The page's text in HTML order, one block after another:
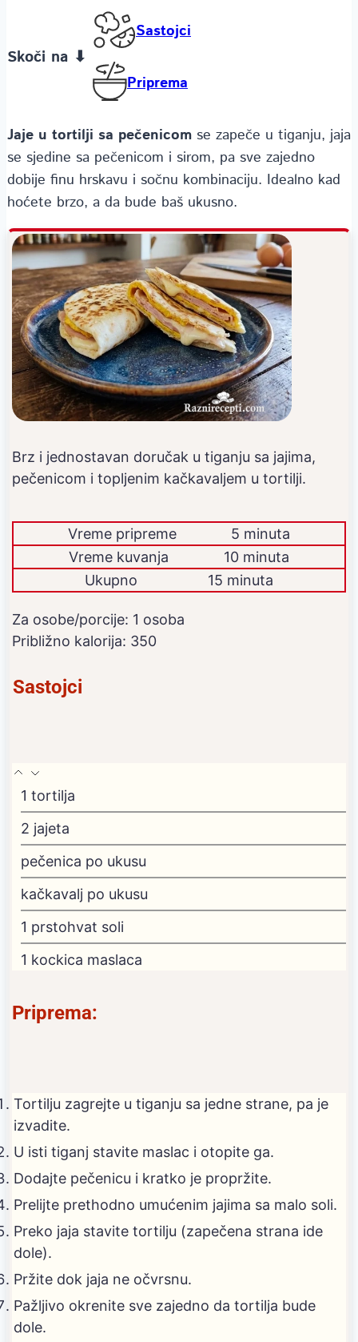
Skoči na ⬇
Sastojci
Priprema
Jaje u tortilji sa pečenicom se zapeče u tiganju, jaja
se sjedine sa pečenicom i sirom, pa sve zajedno
dobije finu hrskavu i sočnu kombinaciju. Idealno kad
hoćete brzo, a da bude baš ukusno.
Brz i jednostavan doručak u tiganju sa jajima,
pečenicom i topljenim kačkavaljem u tortilji.
Vreme pripreme
5 minuta
Vreme kuvanja
10 minuta
Ukupno
15 minuta
Za osobe/porcije: 1 osoba
Približno kalorija: 350
Sastojci
1 tortilja
2 jajeta
pečenica po ukusu
kačkavalj po ukusu
1 prstohvat soli
1 kockica maslaca
Priprema:
Tortilju zagrejte u tiganju sa jedne strane, pa je
izvadite.
U isti tiganj stavite maslac i otopite ga.
Dodajte pečenicu i kratko je propržite.
Prelijte prethodno umućenim jajima sa malo soli.
Preko jaja stavite tortilju (zapečena strana ide
dole).
Pržite dok jaja ne očvrsnu.
Pažljivo okrenite sve zajedno da tortilja bude
dole.